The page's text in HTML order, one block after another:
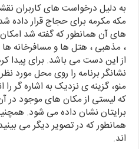
به دلیل درخواست های کاربران
مکه مکرمه برای حجاج قرار داده
های آن همانطور که گفته شد
، مذهبی ، هتل ها و مسافرخانه
از این دست می باشد. برای پیدا
نشانگر برنامه را روی محل مورد
منو، گزینه ی نزدیک به اشاره گر
که لیستی از مکان های موجود در
برایتان نشان داده می شود.
اند.